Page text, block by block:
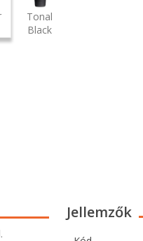
Tonal
Black
Jellemzők